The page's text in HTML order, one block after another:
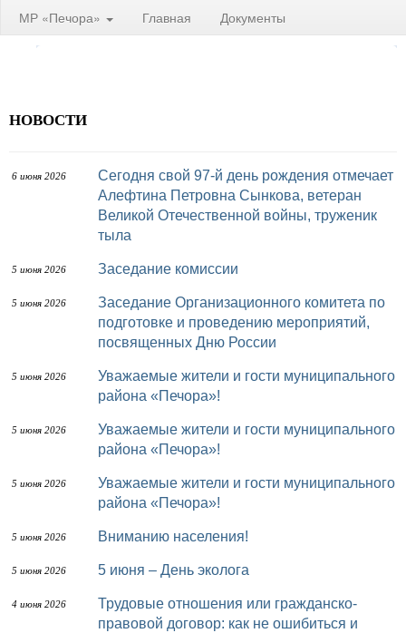
МР «Печора» Главная Документы
НОВОСТИ
6 июня 2026
Сегодня свой 97-й день рождения отмечает
Алефтина Петровна Сынкова, ветеран
Великой Отечественной войны, труженик
тыла
5 июня 2026 Заседание комиссии
5 июня 2026
Заседание Организационного комитета по
подготовке и проведению мероприятий,
посвященных Дню России
5 июня 2026
Уважаемые жители и гости муниципального
района «Печора»!
5 июня 2026
Уважаемые жители и гости муниципального
района «Печора»!
5 июня 2026
Уважаемые жители и гости муниципального
района «Печора»!
5 июня 2026 Вниманию населения!
5 июня 2026 5 июня – День эколога
4 июня 2026
Трудовые отношения или гражданско-
правовой договор: как не ошибиться и